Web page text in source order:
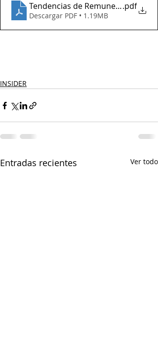
Tendencias de Remuneración Sep
.pdf
Descargar PDF • 1.19MB
INSIDER
Entradas recientes Ver todo